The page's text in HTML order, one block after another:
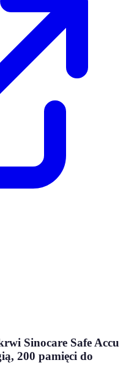
Sinocare Safe Accu
200 pamięci do